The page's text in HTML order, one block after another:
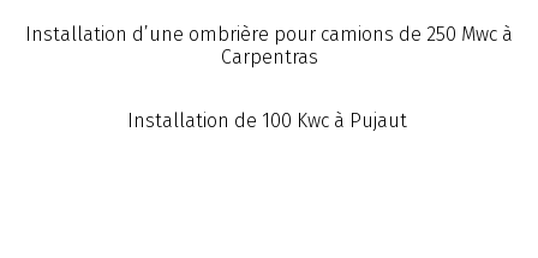
Installation d’une ombrière pour camions de 250 Mwc à
Carpentras
Installation de 100 Kwc à Pujaut